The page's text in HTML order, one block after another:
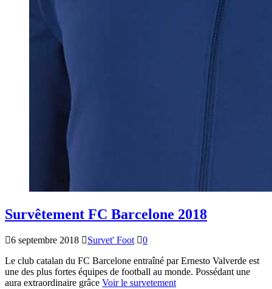
Survêtement FC Barcelone 2018
6 septembre 2018 Survet' Foot
0
Le club catalan du FC Barcelone entraîné par Ernesto Valverde est
une des plus fortes équipes de football au monde. Possédant une
aura extraordinaire grâce Voir le survetement